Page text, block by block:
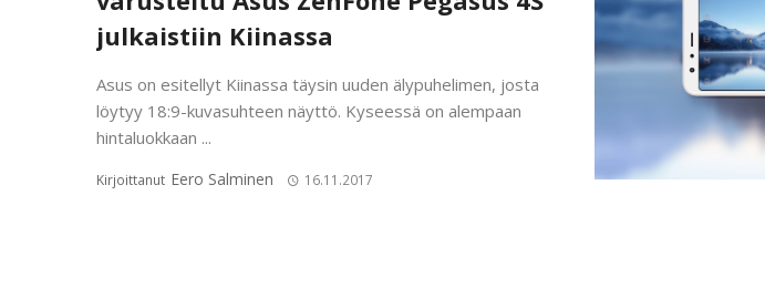
julkaistiin Kiinassa
Asus on esitellyt Kiinassa täysin uuden älypuhelimen, josta
löytyy 18:9-kuvasuhteen näyttö. Kyseessä on alempaan
hintaluokkaan ...
Kirjoittanut Eero Salminen 16.11.2017